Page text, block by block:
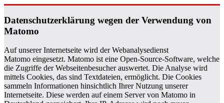
Daten­schutzerklärung wegen der Ver­wen­dung von
Matomo
Auf unserer Internetseite wird der Webanalysedienst
Matomo eingesetzt. Matomo ist eine Open-Source-Software, welche
die Zugriffe der Webseitenbesucher auswertet. Die Analyse wird
mittels Cookies, das sind Textdateien, ermöglicht. Die Cookies
sammeln Informationen hinsichtlich Ihrer Nutzung unserer
Internetseite. Diese werden auf einem Server von Matomo in